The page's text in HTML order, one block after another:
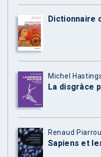
Dictionnaire
Michel
La disgrâce
Renaud
Sapiens et